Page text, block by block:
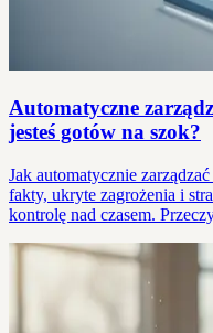
Automatyczne
jesteś gotów na szok?
Jak automatycznie
fakty, ukryte zagrożenia i
kontrolę nad czasem.